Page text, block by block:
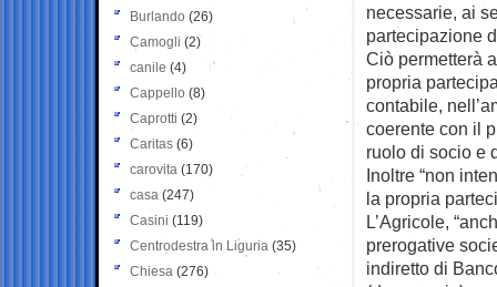
necessarie, ai
partecipazione
Ciò permetterà
propria
contabile,
coerente con il
ruolo di socio e
Inoltre “non
la propria
L’Agricole,
prerogative
indiretto di
Burlando (26)
Camogli (2)
canile (4)
Cappello (8)
Caprotti (2)
Caritas (6)
carovita (170)
casa (247)
Casini (119)
Centrodestra in Liguria (35)
Chiesa (276)